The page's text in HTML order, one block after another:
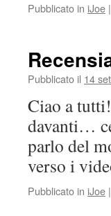
Pubblicato in iJoe |
Pubblicato il 14
Ciao a
davanti…
parlo del
verso i
Pubblicato in iJoe |